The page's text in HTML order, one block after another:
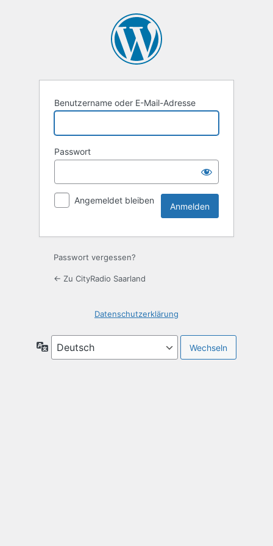
Benutzername oder E-Mail-Adresse
Passwort
Angemeldet bleiben
Passwort vergessen?
← Zu CityRadio Saarland
Datenschutzerklärung
Sprache